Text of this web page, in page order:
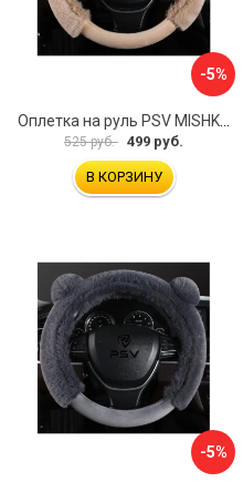
-5%
Оплетка на руль PSV MISHKA Premium 136099
525 руб. 499 руб.
В КОРЗИНУ
-5%